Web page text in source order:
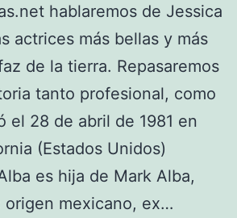
hablaremos de Jessica
actrices más bellas y más
de la tierra. Repasaremos
tanto profesional, como
el 28 de abril de 1981 en
(Estados Unidos)
es hija de Mark Alba,
origen mexicano, ex…